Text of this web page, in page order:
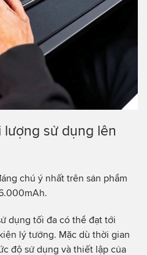
sử dụng lên
chú ý nhất trên sản phẩm
dụng tối đa có thể đạt tới
lý tưởng. Mặc dù thời gian
độ sử dụng và thiết lập của